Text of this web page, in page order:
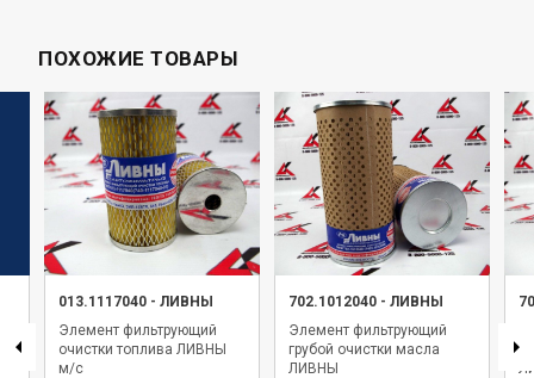
ПОХОЖИЕ ТОВАРЫ
013.1117040 - ЛИВНЫ
Элемент фильтрующий
очистки топлива ЛИВНЫ
м/с
702.1012040 - ЛИВНЫ
Элемент фильтрующий
грубой очистки масла
ЛИВНЫ